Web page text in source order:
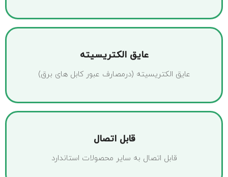
عایق الکتریسیته
عایق الکتریسیته (درمصارف عبور کابل های برق)
قابل اتصال
قابل اتصال به سایر محصولات استاندارد